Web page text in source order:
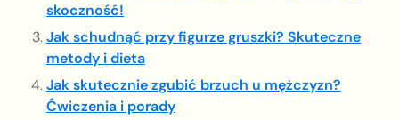
skoczność!
Jak schudnąć przy figurze gruszki? Skuteczne
metody i dieta
Jak skutecznie zgubić brzuch u mężczyzn?
Ćwiczenia i porady